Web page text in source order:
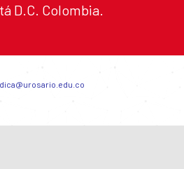
D.C. Colombia.